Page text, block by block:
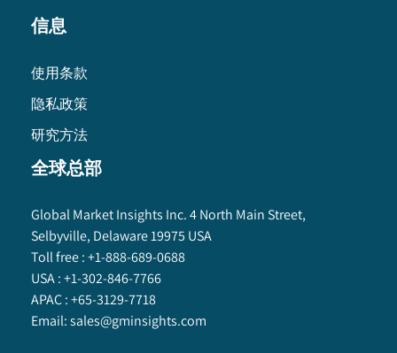
信息
使用条款
隐私政策
研究方法
全球总部
Global Market Insights Inc. 4 North Main Street,
Selbyville, Delaware 19975 USA
Toll free :+1-888-689-0688
USA :+1-302-846-7766
APAC :+65-3129-7718
Email:sales@gminsights.com